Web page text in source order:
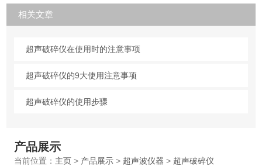
相关文章
超声破碎仪在使用时的注意事项
超声破碎仪的9大使用注意事项
超声破碎仪的使用步骤
产品展示
当前位置： 主页> 产品展示> 超声波仪器 > 超声破碎仪